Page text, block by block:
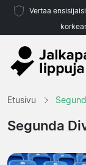
Vertaa
Etusivu
Segunda